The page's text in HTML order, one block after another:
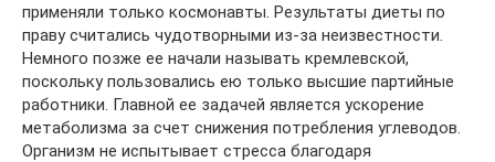
применяли только космонавты. Результаты диеты по
праву считались чудотворными из-за неизвестности.
Немного позже ее начали называть кремлевской,
поскольку пользовались ею только высшие партийные
работники. Главной ее задачей является ускорение
метаболизма за счет снижения потребления углеводов.
Организм не испытывает стресса благодаря